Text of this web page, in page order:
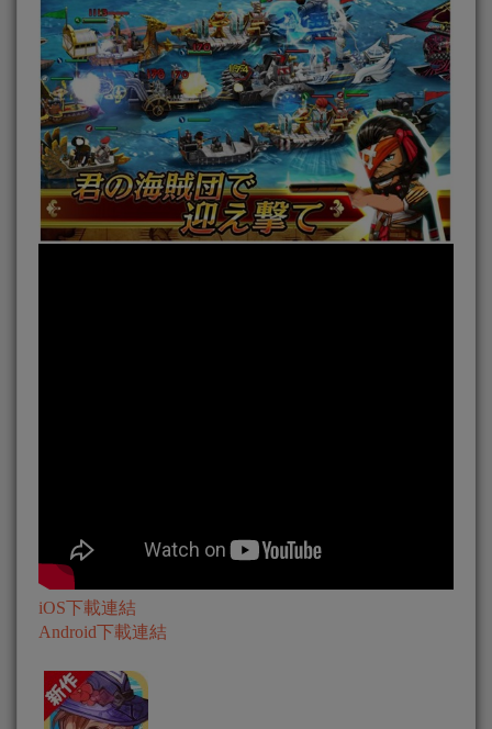
iOS下載連結
Android下載連結